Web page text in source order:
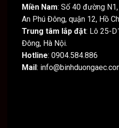
Miền Nam: Số 40 đường
An Phú Đông, quận 12, Hồ
Trung tâm lắp đặt: Lô 25-
Đông, Hà Nội.
Hotline: 0904.584.886
Mail: